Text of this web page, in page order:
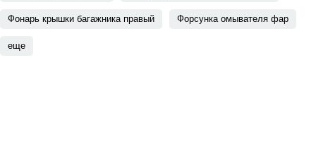
Фонарь крышки багажника правый Форсунка омывателя фар
еще